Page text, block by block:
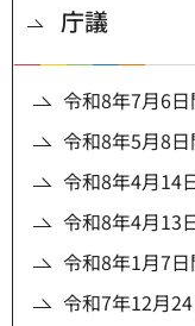
庁議
令和8年7月6
令和8年5月8
令和8年4月
令和8年4月
令和8年1月7
令和7年12月